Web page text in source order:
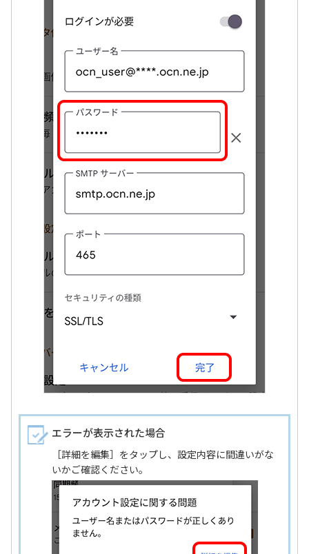
エラーが表示された場合
［詳細を編集］をタップし、設定内容に間違いがな
いかご確認ください。